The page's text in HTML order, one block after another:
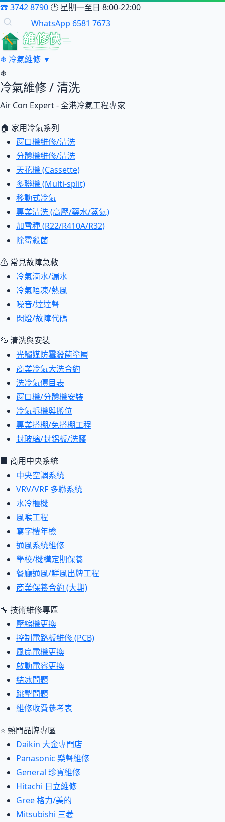
☎3742 8790 🕑 星期一至日 8:00-22:00
WhatsApp 6581 7673
維修快
❄ 冷氣維修 ▼
❄
冷氣維修 / 清洗
Air Con Expert - 全港冷氣工程專家
🏠 家用冷氣系列
窗口機維修/清洗
分體機維修/清洗
天花機 (Cassette)
多聯機 (Multi-split)
移動式冷氣
專業清洗 (高壓/藥水/蒸氣)
加雪種 (R22/R410A/R32)
除霉殺菌
⚠ 常見故障急救
冷氣滴水/漏水
冷氣唔凍/熱風
噪音/達達聲
閃燈/故障代碼
💦 清洗與安裝
光觸媒防霉殺菌塗層
商業冷氣大洗合約
洗冷氣價目表
窗口機/分體機安裝
冷氣拆機與搬位
專業搭棚/免搭棚工程
封玻璃/封鋁板/洗窿
🏢 商用中央系統
中央空調系統
VRV/VRF 多聯系統
水冷櫃機
風喉工程
寫字樓年檢
通風系統維修
學校/機構定期保養
餐廳通風/鮮風出牌工程
商業保養合約 (大期)
🔧 技術維修專區
壓縮機更換
控制電路板維修 (PCB)
風扇電機更換
啟動電容更換
結冰問題
跳掣問題
維修收費參考表
⭐ 熱門品牌專區
Daikin 大金專門店
Panasonic 樂聲維修
General 珍寶維修
Hitachi 日立維修
Gree 格力/美的
Mitsubishi 三菱